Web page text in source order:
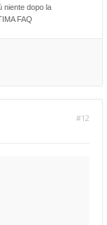
niente dopo la
FAQ
#12